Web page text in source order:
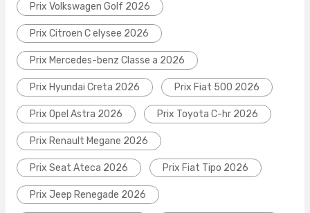
Prix Volkswagen Golf 2026
Prix Citroen C elysee 2026
Prix Mercedes-benz Classe a 2026
Prix Hyundai Creta 2026 Prix Fiat 500 2026
Prix Opel Astra 2026 Prix Toyota C-hr 2026
Prix Renault Megane 2026
Prix Seat Ateca 2026 Prix Fiat Tipo 2026
Prix Jeep Renegade 2026